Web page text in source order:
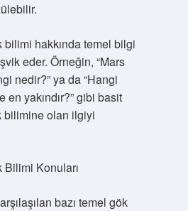
bilimi hakkında temel bilgi
eder. Örneğin, “Mars
nedir?” ya da “Hangi
yakındır?” gibi basit
bilimine olan ilgiyi
Konuları
bazı temel gök